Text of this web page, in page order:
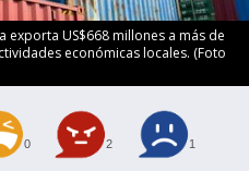
exporta US$668 millones a más de
económicas locales. (Foto
0 2 1